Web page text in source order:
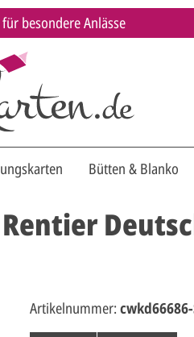
besondere Anlässe
Bütten & Blanko
Artikelnummer: